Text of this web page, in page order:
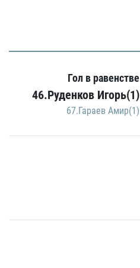
Гол в равенстве
46.Руденков Игорь(1)
67.Гараев Амир(1)